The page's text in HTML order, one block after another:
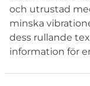
och utrustad
minska
dess rullande
information för